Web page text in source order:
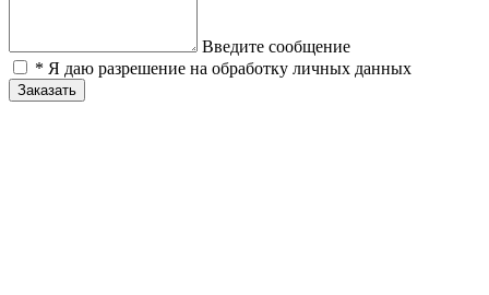
Введите сообщение
* Я даю разрешение на обработку личных данных
Заказать